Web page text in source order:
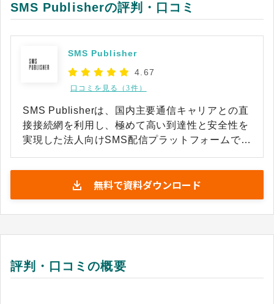
SMS Publisherの評判・口コミ
SMS Publisher
4.67
口コミを見る（3件）
SMS Publisherは、国内主要通信キャリアとの直
接接続網を利用し、極めて高い到達性と安全性を
実現した法人向けSMS配信プラットフォームで
モーション情報を届けられ、メールに比べて埋も
れにくく、開封・即時性に優れたチャネルとして
活用できます。 既存の社内システムやマーケティ
ングツールとのAPI連携を前提とした柔軟な設計
要なお知らせからECサイトの本人認証まで、確
実な到達が求められる重要インフラとして数多く
無料で資料ダウンロード
評判・口コミの概要